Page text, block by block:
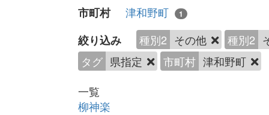
市町村 津和野町 1
絞り込み 種別2 その他 種別2
タグ 県指定 市町村 津和野町
一覧
柳神楽